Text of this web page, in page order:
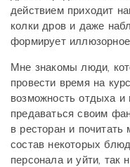
действием приходит
колки дров и даже
формирует
Мне знакомы люди,
провести время на
возможность отдыха и
предаваться своим
в ресторан и
состав некоторых
персонала и уйти, так